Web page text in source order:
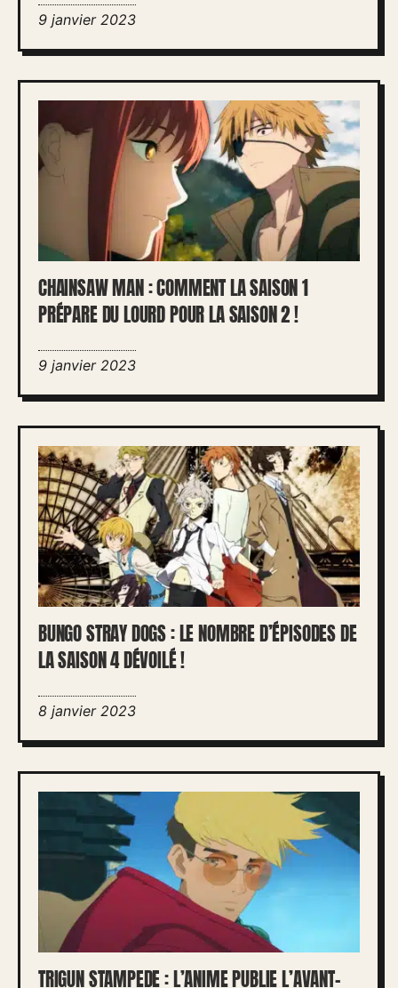
9 janvier 2023
CHAINSAW MAN : COMMENT LA SAISON 1
PRÉPARE DU LOURD POUR LA SAISON 2 !
9 janvier 2023
BUNGO STRAY DOGS : LE NOMBRE D’ÉPISODES DE
LA SAISON 4 DÉVOILÉ !
8 janvier 2023
TRIGUN STAMPEDE : L’ANIME PUBLIE L’AVANT-